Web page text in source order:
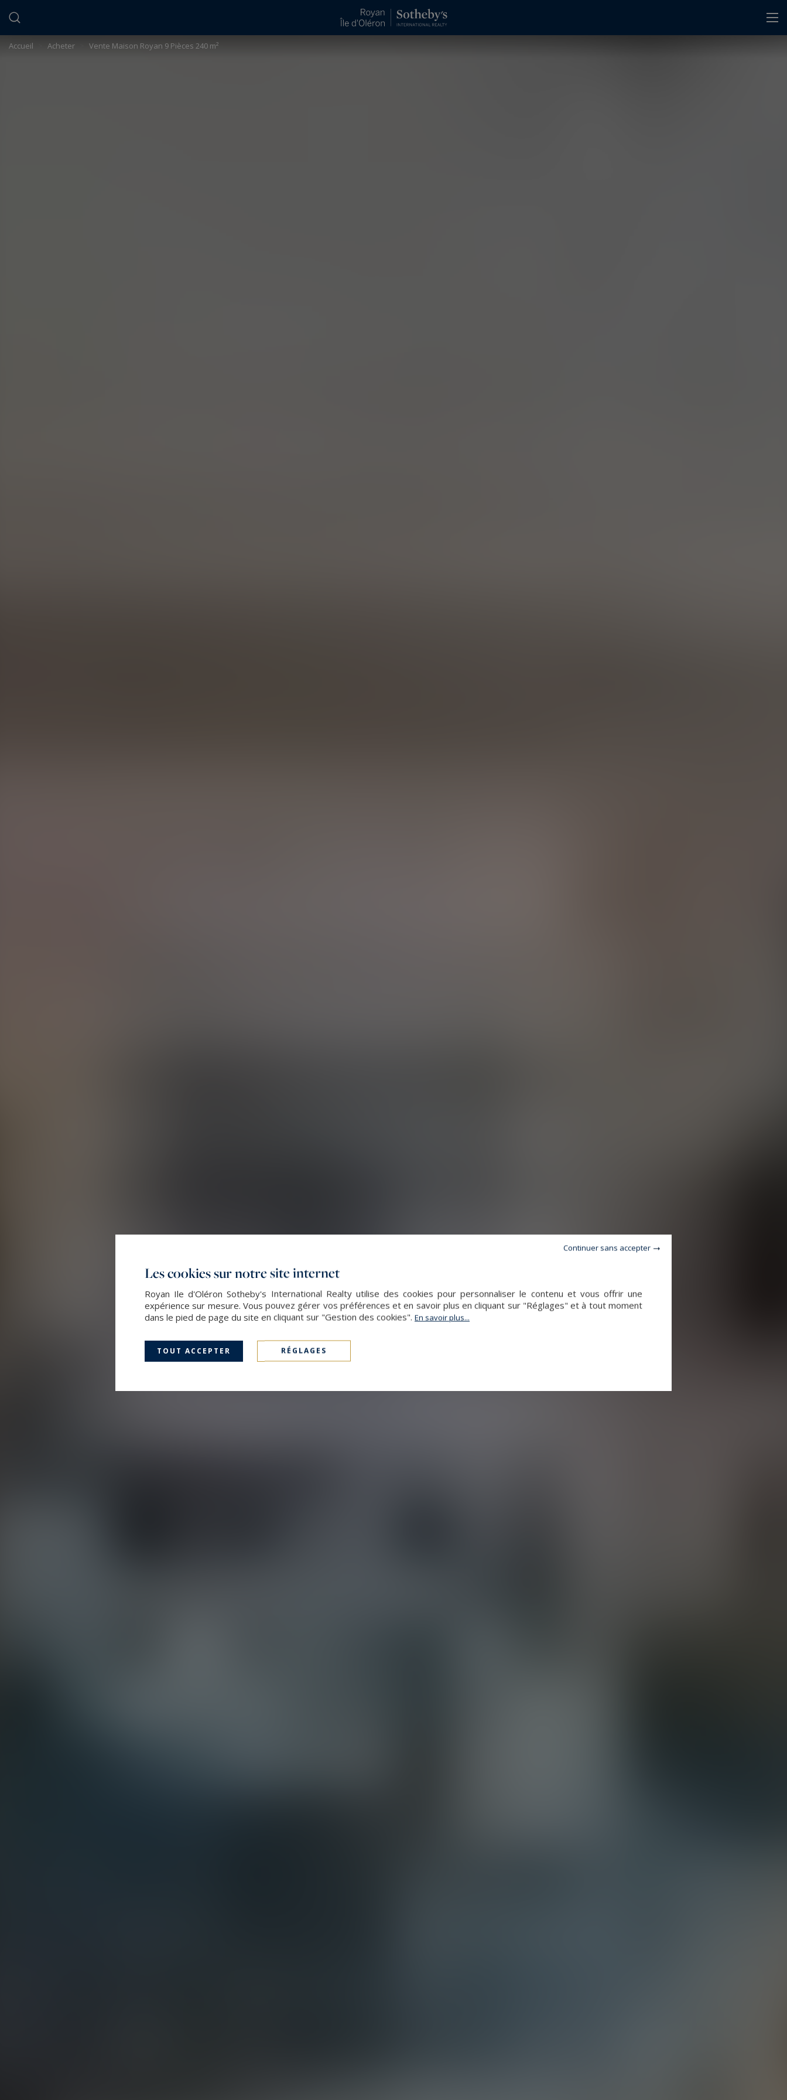
Accueil Acheter Vente Maison Royan 9 Pièces 240 m²
Les cookies sur notre site internet
Royan Ile d'Oléron Sotheby's International Realty utilise des cookies pour personnaliser le contenu et vous offrir une
expérience sur mesure. Vous pouvez gérer vos préférences et en savoir plus en cliquant sur "Réglages" et à tout moment
dans le pied de page du site en cliquant sur "Gestion des cookies". En savoir plus...
TOUT ACCEPTER RÉGLAGES
Continuer sans accepter